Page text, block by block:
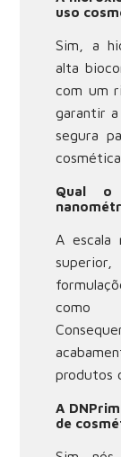
uso
Sim, a
alta
com um
garantir
segura
cosmética.
Qual o
A escala
produtos
A
de